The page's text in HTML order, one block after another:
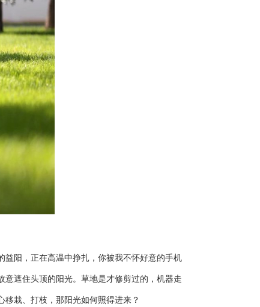
阳，正在高温中挣扎，你被我不怀好意的手机
遮住头顶的阳光。草地是才修剪过的，机器走
栽、打枝，那阳光如何照得进来？